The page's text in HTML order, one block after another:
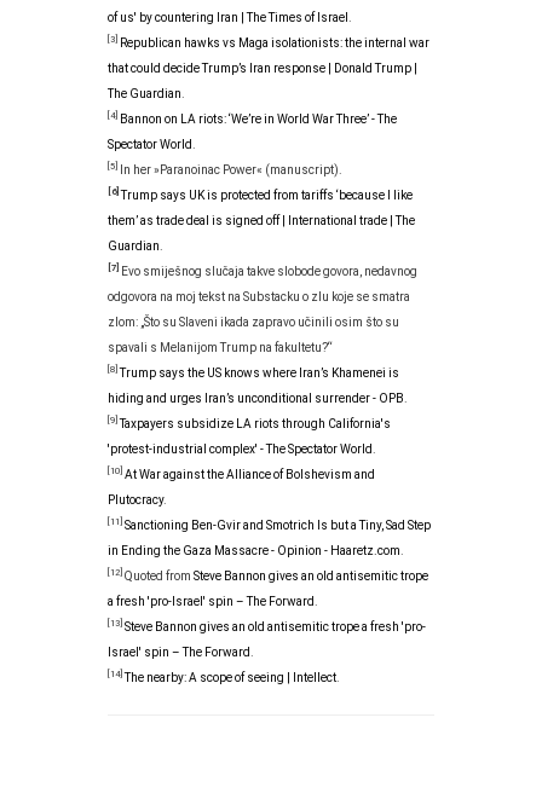
of us' by countering Iran | The Times of Israel
[3]
Republican hawks vs Maga isolationists: the internal war
that could decide Trump’s Iran response | Donald Trump |
The Guardian
[4] Bannon on LA riots: ‘We’re in World War Three’ - The
Spectator World
[5] In her »Paranoinac Power« (manuscript).
[6] Trump says UK is protected from tariffs ‘because I like
them’ as trade deal is signed off | International trade | The
Guardian
[7]
Evo smiješnog slučaja takve slobode govora, nedavnog
odgovora na moj tekst na Substacku o zlu koje se smatra
zlom: „Što su Slaveni ikada zapravo učinili osim što su
spavali s Melanijom Trump na fakultetu?“
[8] Trump says the US knows where Iran’s Khamenei is
hiding and urges Iran’s unconditional surrender - OPB
[9] Taxpayers subsidize LA riots through California's
'protest-industrial complex' - The Spectator World
[10] At War against the Alliance of Bolshevism and
Plutocracy.
[11] Sanctioning Ben-Gvir and Smotrich Is but a Tiny, Sad Step
in Ending the Gaza Massacre - Opinion - Haaretz.com
[12] Quoted from Steve Bannon gives an old antisemitic trope
a fresh 'pro-Israel' spin – The Forward
[13] Steve Bannon gives an old antisemitic trope a fresh 'pro-
Israel' spin – The Forward
[14] The nearby: A scope of seeing | Intellect